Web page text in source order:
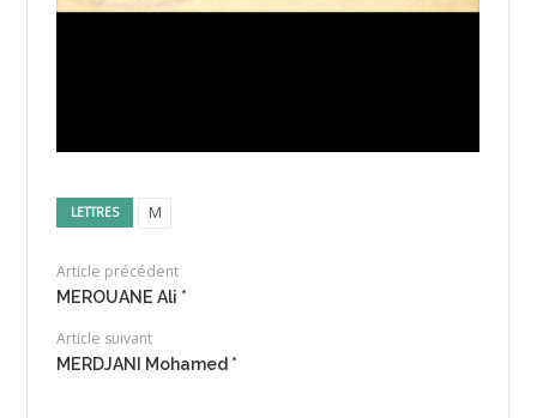
LETTRES M
Article précédent
MEROUANE Ali *
Article suivant
MERDJANI Mohamed *